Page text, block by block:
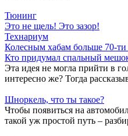
Тюнинг
Это не щель! Это зазор!
Технариум
Колесным хабам больше 70-
Кто придумал спальный
Эта идея не могла прийти в
интересно же? Тогда
Шноркель, что ты такое?
Чтобы появиться на
такой уж простой путь –